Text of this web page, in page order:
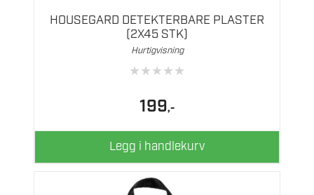
HOUSEGARD DETEKTERBARE PLASTER
(2X45 STK)
Hurtigvisning
★★★★★
199,-
Legg i handlekurv